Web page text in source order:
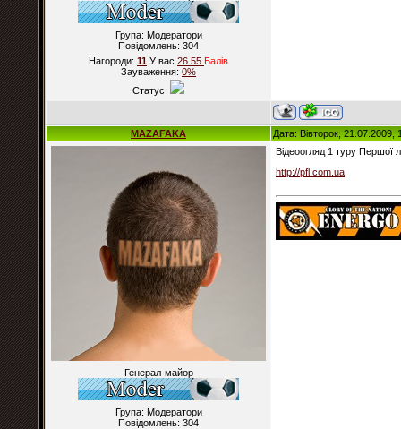
Група: Модератори
Повідомлень: 304
Нагороди: 11 У вас 26.55 Балiв
Зауваження: 0%
Статус:
MAZAFAKA Дата: Вівторок,
Генерал-майор
Група: Модератори
Повідомлень: 304
Відеоогляд 1 туру Першої
http://pfl.com.ua